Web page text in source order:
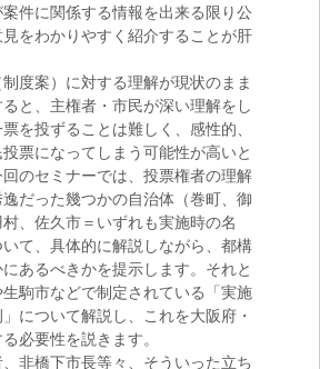
件に関係する情報を出来る限り公
をわかりやすく紹介することが肝
度案）に対する理解が現状のまま
と、主権者・市民が深い理解をし
を投ずることは難しく、感性的、
票になってしまう可能性が高いと
のセミナーでは、投票権者の理解
だった幾つかの自治体（巻町、御
、佐久市＝いずれも実施時の名
て、具体的に解説しながら、都構
あるべきかを提示します。それと
駒市などで制定されている「実施
について解説し、これを大阪府・
必要性を説きます。
非橋下市長等々、そういった立ち